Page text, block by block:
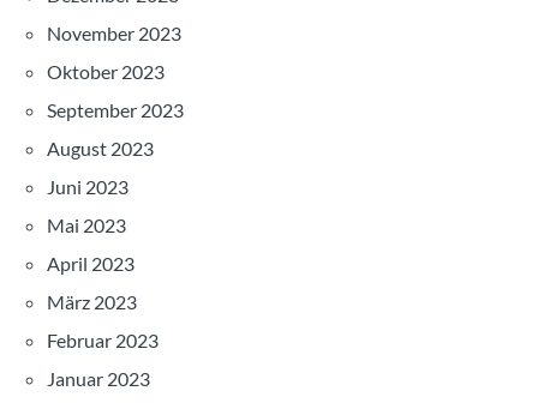
November 2023
Oktober 2023
September 2023
August 2023
Juni 2023
Mai 2023
April 2023
März 2023
Februar 2023
Januar 2023